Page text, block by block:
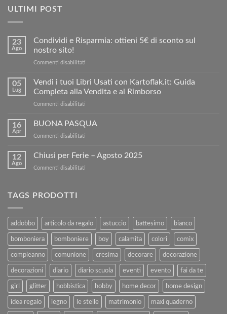
ULTIMI POST
23
Ago
Condividi e Risparmia: ottieni 5€ di sconto sul
nostro sito!
Commenti disabilitati
Risparmia:
sconto
05
Lug
Vendi i tuoi Libri Usati con Kartoflak.it: Guida
Completa alla Vendita e al Rimborso
Commenti disabilitati
i
tuoi
con
Rimborso
16
Apr
BUONA PASQUA
Commenti disabilitati
PASQUA
12
Ago
Chiusi per Ferie – Agosto 2025
Commenti disabilitati
2025
TAGS PRODOTTI
addobbo articolo da regalo astuccio battesimo bianco
bomboniera bomboniere boy calamita colori comix
compleanno comunione cresima decorare decorazione
decorazioni diario diario scuola eventi evento fai da te
girl glitter hobbistica hobby home decor home design
idea regalo legno le stelle matrimonio maxi quaderno